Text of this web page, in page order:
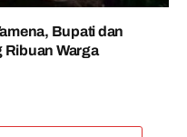
Bupati dan
Warga